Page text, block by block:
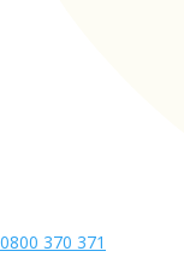
0800 370 371